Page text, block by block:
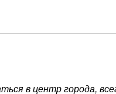
в центр города,